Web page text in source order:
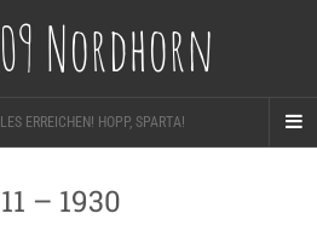
Nordhorn
ERREICHEN! HOPP, SPARTA!
– 1930